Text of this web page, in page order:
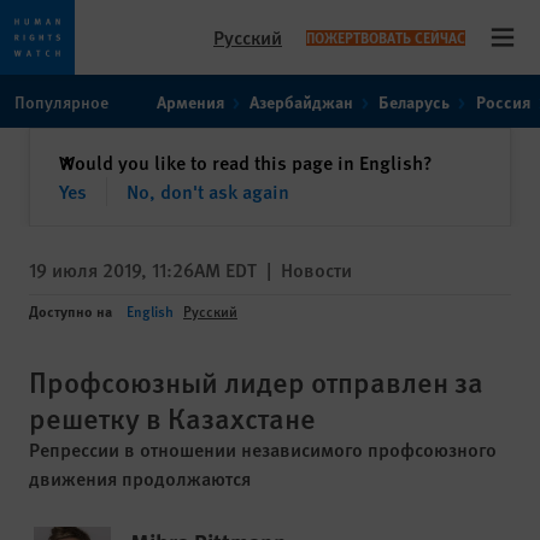
toto
content
Русский ПОЖЕРТВОВАТЬ СЕЙЧАС
Популярное Армения Азербайджан Беларусь Россия
Would you like to read this page in English?
Yes
No, don't ask again
✕закрыть
19 июля 2019, 11:26AM EDT | Новости
Доступно на English Русский
Профсоюзный лидер отправлен за
решетку в Казахстане
Репрессии в отношении независимого профсоюзного
движения продолжаются